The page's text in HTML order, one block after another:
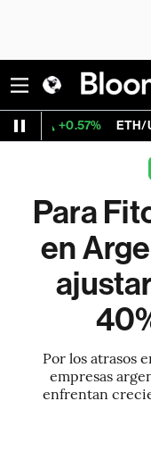
ETH/USD
Para
en
Por los atrasos
empresas
enfrentan